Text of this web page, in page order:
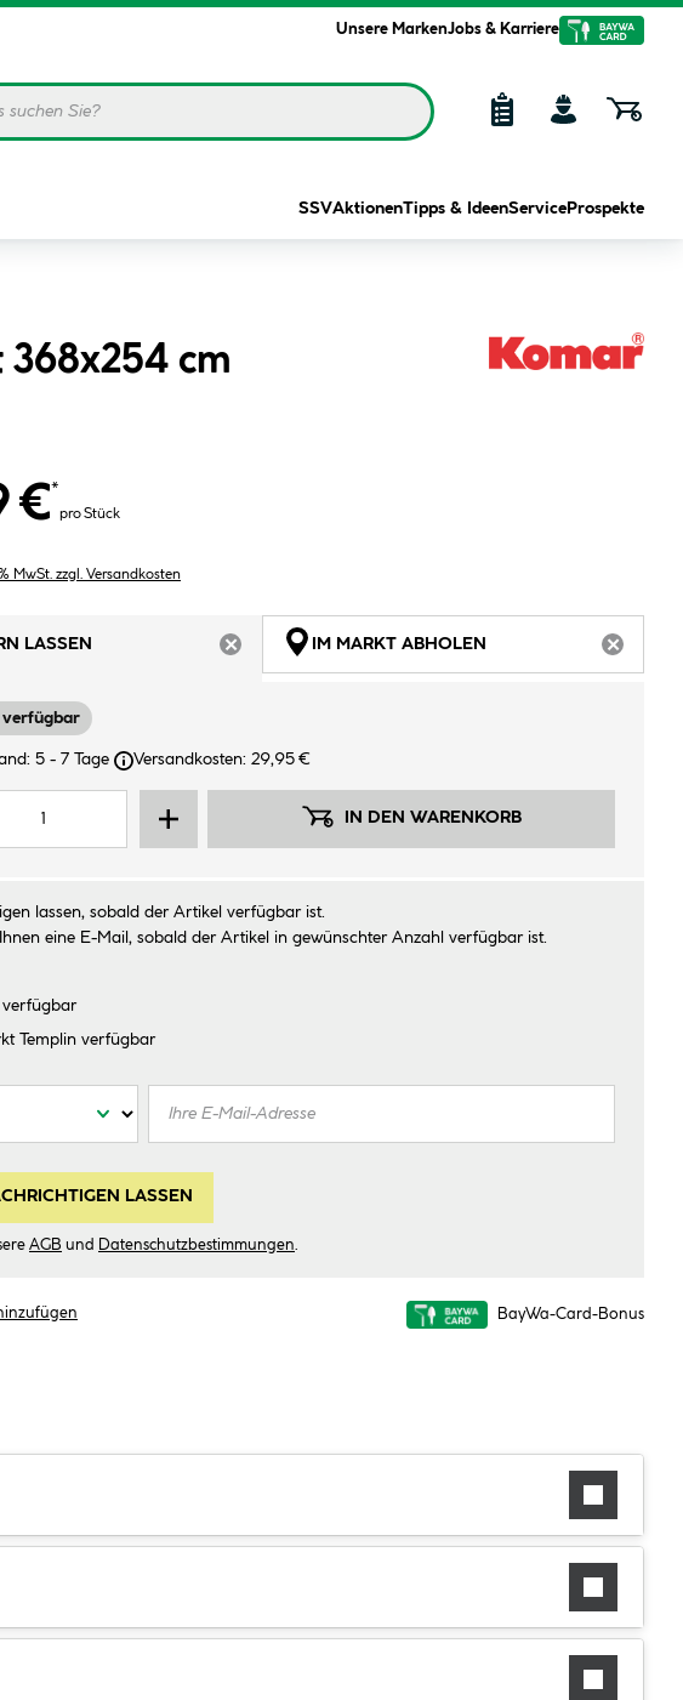
Unsere MarkenJobs & Karriere
SSVAktionenTipps & IdeenService Prospekte
368x254 cm
€*
pro Stück
MwSt. zzgl. Versandkosten
LASSEN
ARTIKEL NICHT VERFÜGBAR
IM MARKT ABHOLEN
5 - 7 Tage Versandkosten: 29,95 €
IN DEN WARENKORB
lassen, sobald der Artikel verfügbar ist.
eine E-Mail, sobald der Artikel in gewünschter Anzahl verfügbar ist.
Templin verfügbar
LASSEN
AGB und Datenschutzbestimmungen
BayWa-Card-Bonus